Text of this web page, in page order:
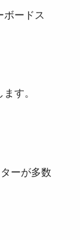
ボードス
す。
ーが多数